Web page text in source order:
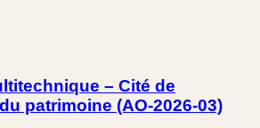
– Cité de
patrimoine (AO-2026-03)